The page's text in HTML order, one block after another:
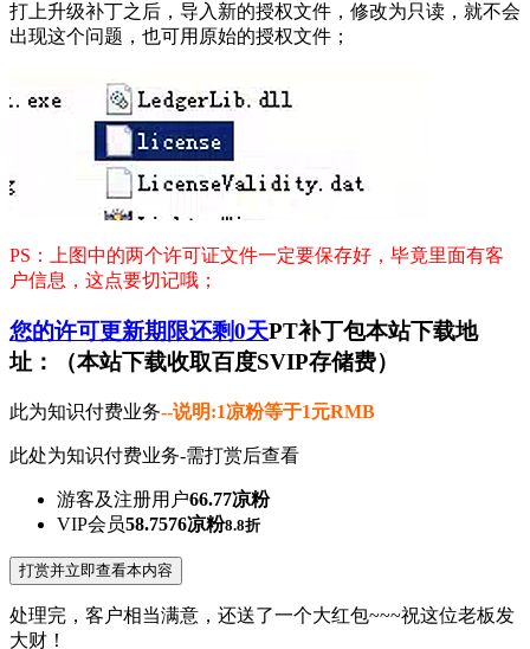
打上升级补丁之后，导入新的授权文件，修改为只读，就不会
出现这个问题，也可用原始的授权文件；
PS：上图中的两个许可证文件一定要保存好，毕竟里面有客
户信息，这点要切记哦；
您的许可更新期限还剩0天PT补丁包本站下载地
址：（本站下载收取百度SVIP存储费）
此为知识付费业务--说明:1凉粉等于1元RMB
此处为知识付费业务-需打赏后查看
游客及注册用户66.77凉粉
VIP会员58.7576凉粉8.8折
打赏并立即查看本内容
处理完，客户相当满意，还送了一个大红包~~~祝这位老板发
大财！